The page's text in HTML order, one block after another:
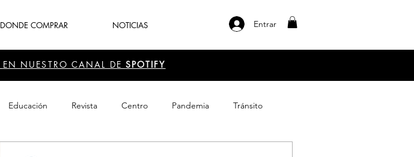
DONDE COMPRAR NOTICIAS Entrar
EN NUESTRO CANAL DE SPOTIFY
Educación Revista Centro Pandemia Tránsito